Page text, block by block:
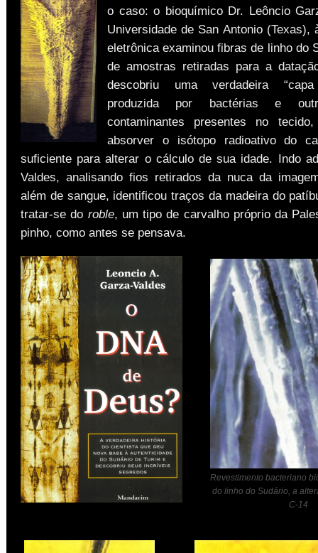
o caso: o bioquímico Dr. Leôncio
Universidade de San Antonio (Texas),
eletrônica examinou fibras de linho do
de amostras retiradas para a
descobriu uma verdadeira “capa
produzida por bactérias e
contaminantes presentes no
absorver o isótopo radioativo do
suficiente para alterar o cálculo de sua idade. Indo
Valdes, analisando fios retirados da nuca da
além de sangue, identificou traços da madeira do
tratar-se do roble, um tipo de carvalho próprio da
pinho, como antes se pensava.
Revestimento bacteriano
do linho do Sudário, a
C-14